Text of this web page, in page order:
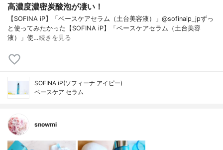
高濃度濃密炭酸泡が凄い！
【SOFINA iP】「ベースケアセラム（土台美容液）」@sofinaip_jpずっ
と使ってみたかった【SOFINA iP】「ベースケアセラム（土台美容
液）」使…続きを見る
SOFINA iP(ソフィーナ アイピー)
ベースケア セラム
snowmi